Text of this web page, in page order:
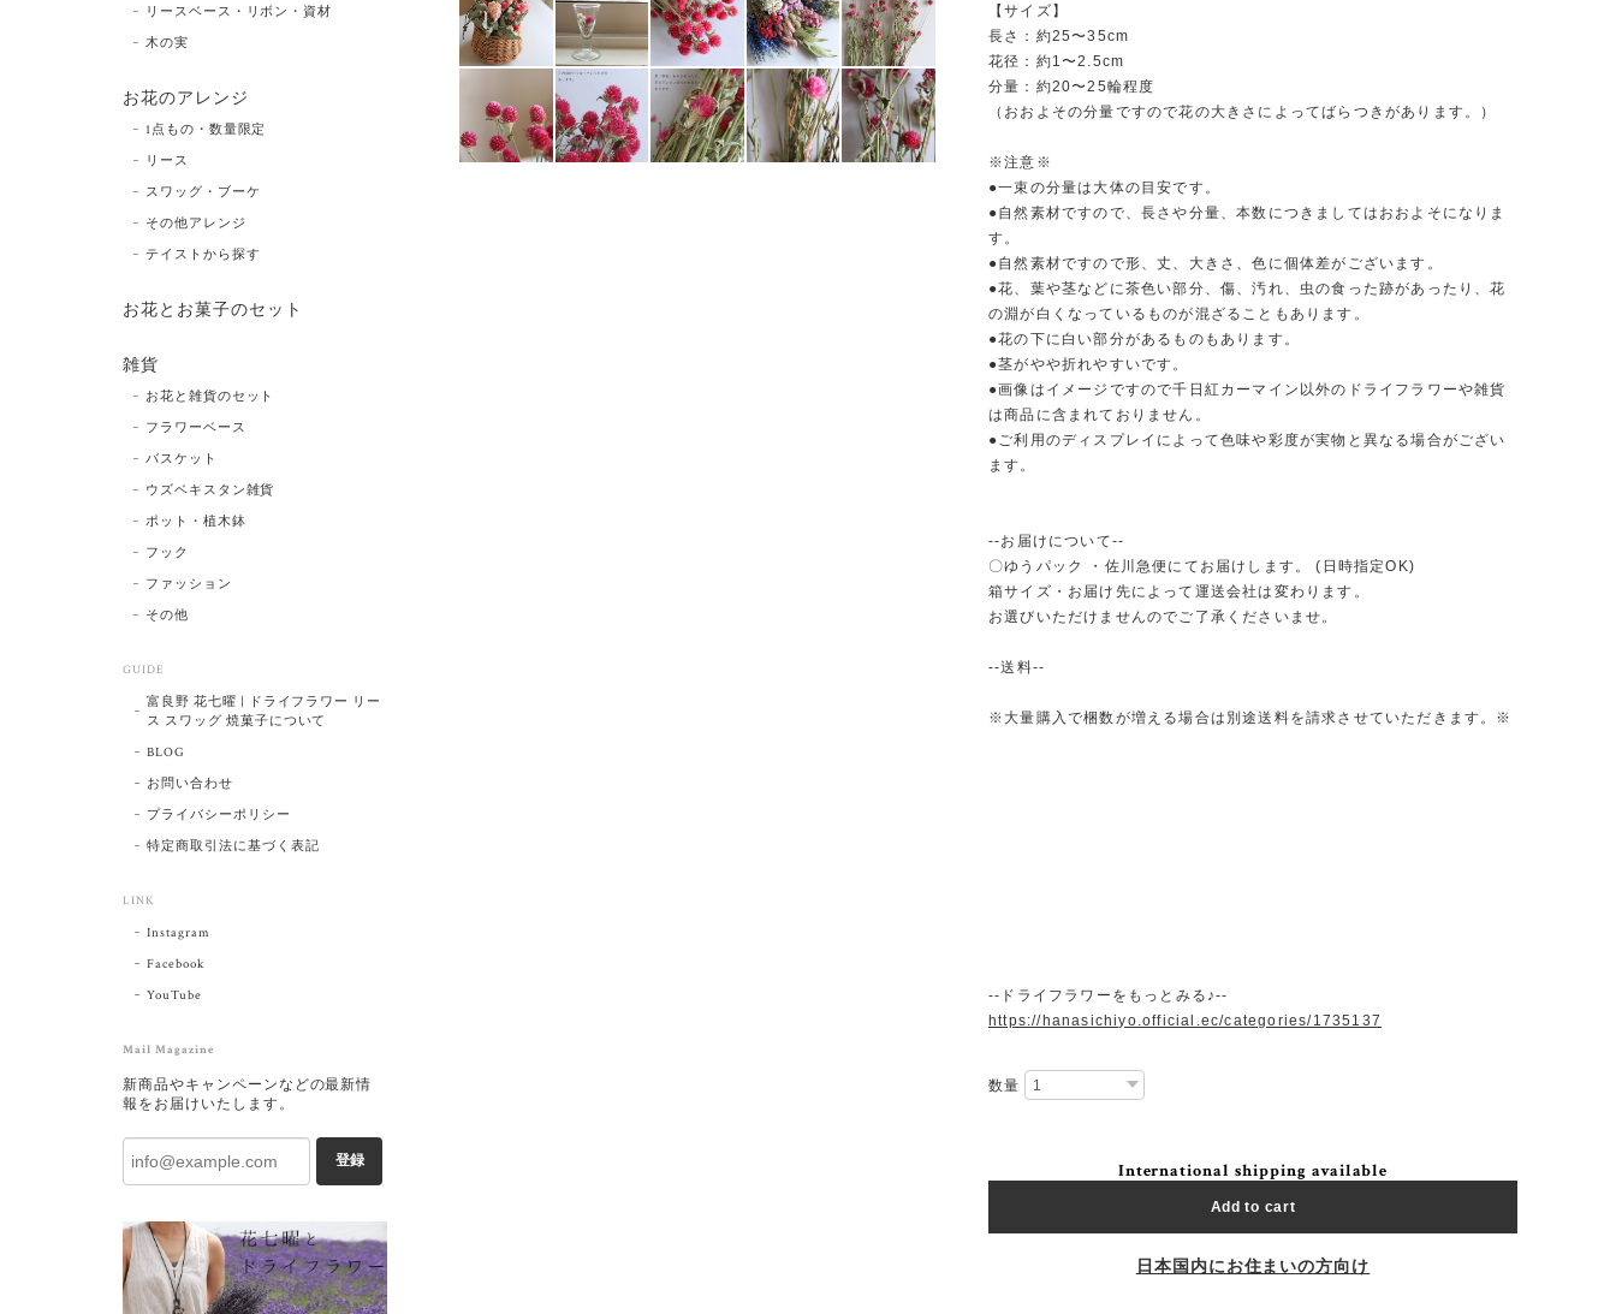
【サイズ】
長さ：約25〜35cm
花径：約1〜2.5cm
分量：約20〜25輪程度
（おおよその分量ですので花の大きさによってばらつきがあります。）
※注意※
●一束の分量は大体の目安です。
●自然素材ですので、長さや分量、本数につきましてはおおよそになりま
す。
●自然素材ですので形、丈、大きさ、色に個体差がございます。
●花、葉や茎などに茶色い部分、傷、汚れ、虫の食った跡があったり、花
の淵が白くなっているものが混ざることもあります。
●花の下に白い部分があるものもあります。
●茎がやや折れやすいです。
●画像はイメージですので千日紅カーマイン以外のドライフラワーや雑貨
は商品に含まれておりません。
●ご利用のディスプレイによって色味や彩度が実物と異なる場合がござい
ます。
--お届けについて--
〇ゆうパック ・佐川急便にてお届けします。 (日時指定OK)
箱サイズ・お届け先によって運送会社は変わります。
お選びいただけませんのでご了承くださいませ。
--送料--
※大量購入で梱数が増える場合は別途送料を請求させていただきます。※
--ドライフラワーをもっとみる♪--
https://hanasichiyo.official.ec/categories/1735137
数量
International shipping available
Add to cart
日本国内にお住まいの方向け
リースベース・リボン・資材
木の実
お花のアレンジ
1点もの・数量限定
リース
スワッグ・ブーケ
その他アレンジ
テイストから探す
お花とお菓子のセット
雑貨
お花と雑貨のセット
フラワーベース
バスケット
ウズベキスタン雑貨
ポット・植木鉢
フック
ファッション
その他
GUIDE
富良野 花七曜 | ドライフラワー リー
ス スワッグ 焼菓子について
BLOG
お問い合わせ
プライバシーポリシー
特定商取引法に基づく表記
LINK
Instagram
Facebook
YouTube
Mail Magazine
新商品やキャンペーンなどの最新情
報をお届けいたします。
登録